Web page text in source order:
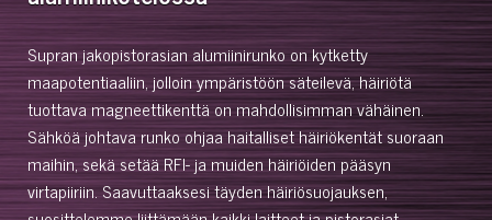
Supran jakopistorasian alumiinirunko on kytketty
maapotentiaaliin, jolloin ympäristöön säteilevä, häiriötä
tuottava magneettikenttä on mahdollisimman vähäinen.
Sähköä johtava runko ohjaa haitalliset häiriökentät suoraan
maihin, sekä setää RFI- ja muiden häiriöiden pääsyn
virtapiiriin. Saavuttaaksesi täyden häiriösuojauksen,